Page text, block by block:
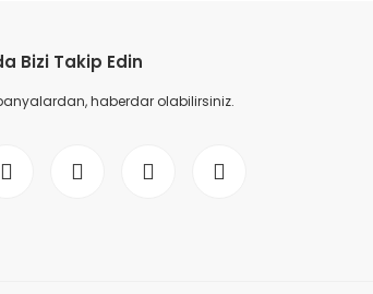
Bizi Takip Edin
haberdar olabilirsiniz.